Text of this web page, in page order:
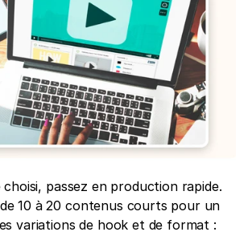
choisi, passez en production rapide.
10 à 20 contenus courts pour un
variations de hook et de format :